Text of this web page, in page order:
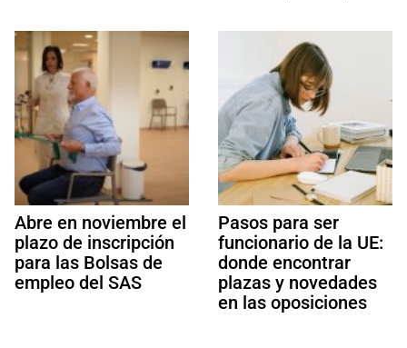
Abre en noviembre el
plazo de inscripción
para las Bolsas de
empleo del SAS
Pasos para ser
funcionario de la UE:
donde encontrar
plazas y novedades
en las oposiciones